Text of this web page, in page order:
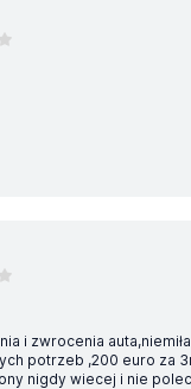
i zwrocenia
potrzeb ,200 euro za
nigdy wiecej i nie